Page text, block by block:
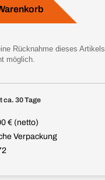
Rücknahme dieses Artikels
möglich.
ca. 30 Tage
€ (netto)
Verpackung